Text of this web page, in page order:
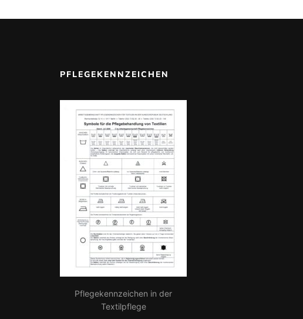
PFLEGEKENNZEICHEN
Pflegekennzeichen in der
Textilpflege